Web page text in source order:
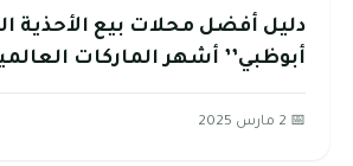
دليل أفضل محلات بيع الأحذية
أبوظبي’’ أشهر الماركات
📅 2 مارس 2025